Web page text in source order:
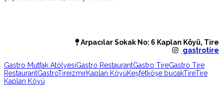
Arpacılar Sokak No: 6 Kaplan Köyü, Tire
gastrotire
Gastro Mutfak AtölyesiGastro RestaurantGastro TireGastro Tire
RestaurantGastroTireizmirKaplan KöyüKeşfetköşe bucakTireTire
Kaplan Köyü